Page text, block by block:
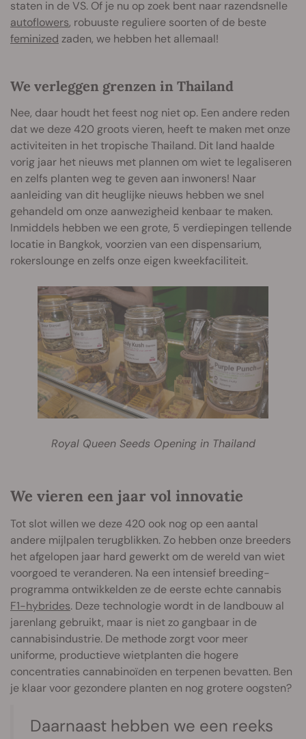
staten in de VS. Of je nu op zoek bent naar razendsnelle
autoflowers, robuuste reguliere soorten of de beste
feminized zaden, we hebben het allemaal!
We verleggen grenzen in Thailand
Nee, daar houdt het feest nog niet op. Een andere reden
dat we deze 420 groots vieren, heeft te maken met onze
activiteiten in het tropische Thailand. Dit land haalde
vorig jaar het nieuws met plannen om wiet te legaliseren
en zelfs planten weg te geven aan inwoners! Naar
aanleiding van dit heuglijke nieuws hebben we snel
gehandeld om onze aanwezigheid kenbaar te maken.
Inmiddels hebben we een grote, 5 verdiepingen tellende
locatie in Bangkok, voorzien van een dispensarium,
rokerslounge en zelfs onze eigen kweekfaciliteit.
Royal Queen Seeds Opening in Thailand
We vieren een jaar vol innovatie
Tot slot willen we deze 420 ook nog op een aantal
andere mijlpalen terugblikken. Zo hebben onze breeders
het afgelopen jaar hard gewerkt om de wereld van wiet
voorgoed te veranderen. Na een intensief breeding-
programma ontwikkelden ze de eerste echte cannabis
F1-hybrides. Deze technologie wordt in de landbouw al
jarenlang gebruikt, maar is niet zo gangbaar in de
cannabisindustrie. De methode zorgt voor meer
uniforme, productieve wietplanten die hogere
concentraties cannabinoïden en terpenen bevatten. Ben
je klaar voor gezondere planten en nog grotere oogsten?
Daarnaast hebben we een reeks